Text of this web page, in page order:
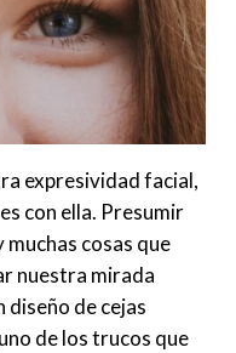
expresividad facial,
con ella. Presumir
muchas cosas que
nuestra mirada
diseño de cejas
de los trucos que